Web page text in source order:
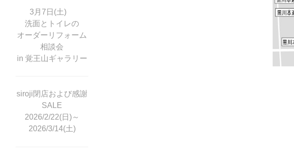
3月7日(土)
洗面とトイレの
オーダーリフォーム
相談会
in 覚王山ギャラリー
siroji閉店および感謝
SALE
2026/2/22(日)～
2026/3/14(土)